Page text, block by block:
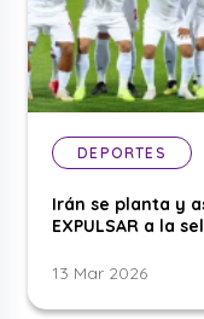
DEPORTES
Irán se planta y
EXPULSAR a la
13 Mar 2026